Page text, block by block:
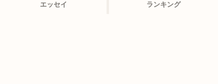
エッセイ ランキング